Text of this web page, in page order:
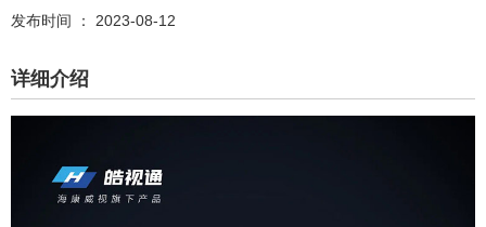
发布时间 ： 2023-08-12
详细介绍